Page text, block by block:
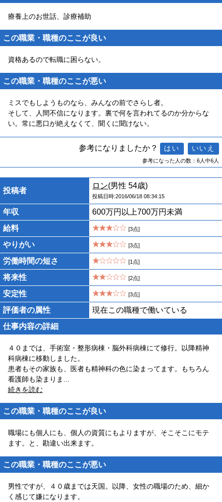
療養上のお世話、診療補助
この職業・職種のここが良い
資格あるので転職に困らない。
この職業・職種のここが悪い
ミスでもしようものなら、みんなの前でさらし者。
そして、人間不信になります。裏で何を言われてるのか分からな
い。常に悪口が絶えなくて、聞くに聞けない。
参考になりましたか？
参考になった人の数：6人中6人
投稿者
ロン(男性 54歳)
投稿日時:2016/06/18 08:34:15
年収
600万円以上700万円未満
給料
[3点]
やりがい [3点]
労働時間の短さ [1点]
将来性 [2点]
安定性 [3点]
評価者の属性
現在この職種で働いている
仕事内容の詳細
４０までは、手術室・整形病棟・脳外科病棟にて修行。以降精神
科病棟に移動しました。
患者もその家族も、医者も精神科の色に染まってます。もちろん
看護師も染まりま
続きを読む
この職業・職種のここが良い
職場にも個人にも、個人の資質にもよりますが、そこそこにモテ
ます。と、勘違い出来ます。
この職業・職種のここが悪い
男性ですが、４０歳までは天国。以降、女性の職場のため、細か
く感じて嫌になります。